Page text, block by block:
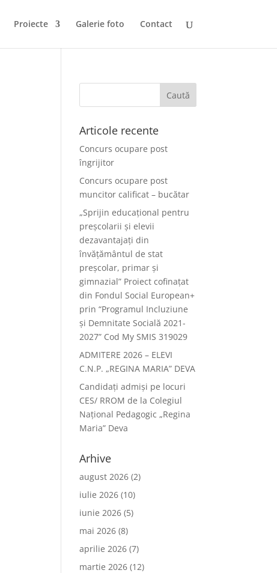
Proiecte Galerie foto Contact
Articole recente
Concurs ocupare post
îngrijitor
Concurs ocupare post
muncitor calificat – bucătar
„Sprijin educațional pentru
preșcolarii și elevii
dezavantajați din
învățământul de stat
preșcolar, primar și
gimnazial” Proiect cofinațat
din Fondul Social European+
prin “Programul Incluziune
și Demnitate Socială 2021-
2027” Cod My SMIS 319029
ADMITERE 2026 – ELEVI
C.N.P. „REGINA MARIA” DEVA
Candidați admiși pe locuri
CES/ RROM de la Colegiul
Național Pedagogic „Regina
Maria” Deva
Arhive
august 2026 (2)
iulie 2026 (10)
iunie 2026 (5)
mai 2026 (8)
aprilie 2026 (7)
martie 2026 (12)